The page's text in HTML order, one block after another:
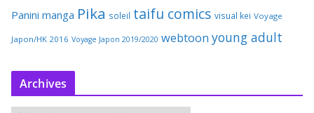
Panini manga Pika soleil taifu comics visual kei Voyage
Japon/HK 2016 Voyage Japon 2019/2020 webtoon young adult
Archives